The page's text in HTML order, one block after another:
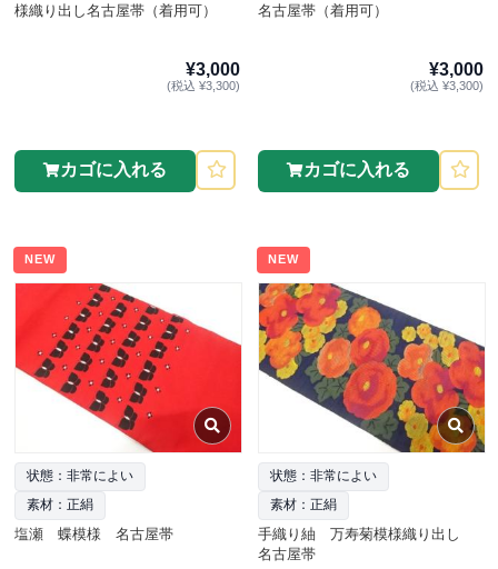
様織り出し名古屋帯（着用可）
¥3,000
(税込 ¥3,300)
カゴに入れる
名古屋帯（着用可）
¥3,000
(税込 ¥3,300)
カゴに入れる
NEW
状態：非常によい
素材：正絹
塩瀬 蝶模様 名古屋帯
NEW
状態：非常によい
素材：正絹
手織り紬 万寿菊模様織り出し
名古屋帯